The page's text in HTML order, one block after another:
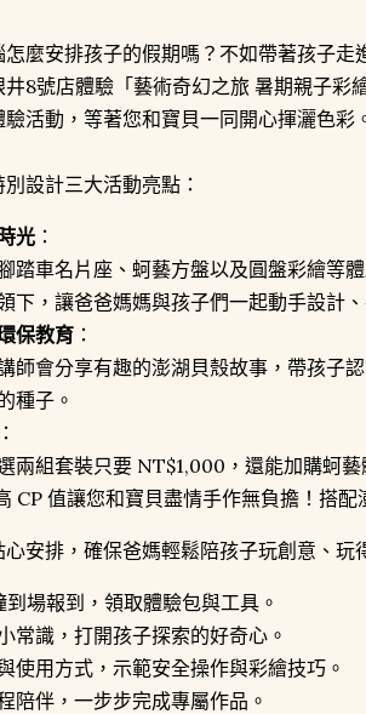
麼安排孩子的假期嗎？不如帶著孩子
8號店體驗「藝術奇幻之旅 暑期親子彩
活動，等著您和寶貝一同開心揮灑色彩
設計三大活動亮點：
光 ：
踏車名片座、蚵藝方盤以及圓盤彩繪等
下，讓爸爸媽媽與孩子們一起動手設計
保教育 ：
師會分享有趣的澎湖貝殼故事，帶孩子
種子。
：
兩組套裝只要 NT$1,000，還能加購蚵
CP 值讓您和寶貝盡情手作無負擔！搭配
安排，確保爸媽輕鬆陪孩子玩創意、玩
場報到，領取體驗包與工具。
常識，打開孩子探索的好奇心。
使用方式，示範安全操作與彩繪技巧。
陪伴，一步步完成專屬作品。